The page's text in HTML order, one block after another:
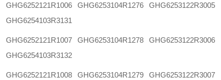
GHG6252121R1006 GHG6253104R1276
GHG6253122R3005
GHG6254103R3131
GHG6252121R1007 GHG6253104R1278
GHG6253122R3006
GHG6254103R3132
GHG6252121R1008 GHG6253104R1279
GHG6253122R3007